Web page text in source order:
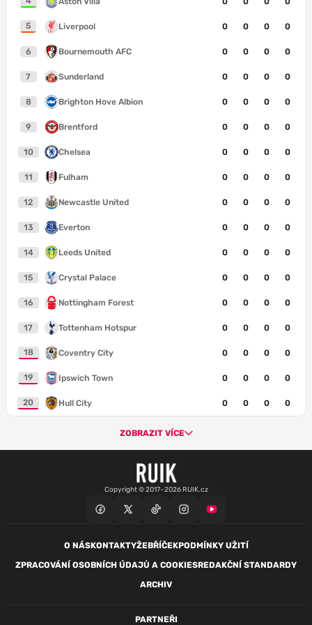
5 Liverpool 0 0 0 0
6 Bournemouth AFC 0 0 0 0
7 Sunderland 0 0 0 0
8 Brighton Hove Albion 0 0 0 0
9 Brentford 0 0 0 0
10 Chelsea 0 0 0 0
11 Fulham 0 0 0 0
12 Newcastle United 0 0 0 0
13 Everton 0 0 0 0
14 Leeds United 0 0 0 0
15 Crystal Palace 0 0 0 0
16 Nottingham Forest 0 0 0 0
17 Tottenham Hotspur 0 0 0 0
18 Coventry City 0 0 0 0
19 Ipswich Town 0 0 0 0
20 Hull City 0 0 0 0
ZOBRAZIT VÍCE
Copyright © 2017–2026 RUIK.cz
O NÁSKONTAKTYŽEBŘÍČEKPODMÍNKY UŽITÍ
ZPRACOVÁNÍ OSOBNÍCH ÚDAJŮ A COOKIESREDAKČNÍ STANDARDY
ARCHIV
PARTNEŘI